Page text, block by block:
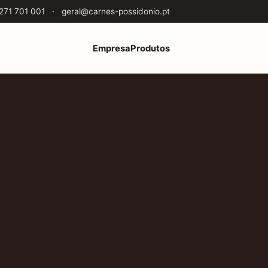
271 701 001 · geral@carnes-possidonio.pt
EmpresaProdutos